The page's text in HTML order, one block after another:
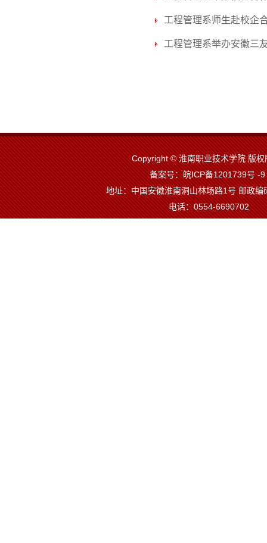
工程管理系师生赴校企
工程管理系举办安徽三
Copyright © 淮南职业技术学院 版
备案号：皖ICP备1201739号 -9
地址：中国安徽淮南洞山林场路1号 邮政
电话：0554-6690702